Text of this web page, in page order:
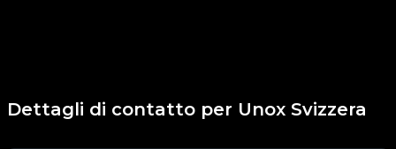
Dettagli di contatto per Unox Svizzera